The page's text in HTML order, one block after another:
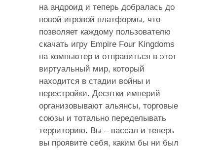
на андроид и теперь добралась до
новой игровой платформы, что
позволяет каждому пользователю
скачать игру Empire Four Kingdoms
на компьютер и отправиться в этот
виртуальный мир, который
находится в стадии войны и
перестройки. Десятки империй
организовывают альянсы, торговые
союзы и тотально переделывать
территорию. Вы – вассал и теперь
вы проявите себя, каким бы ни был